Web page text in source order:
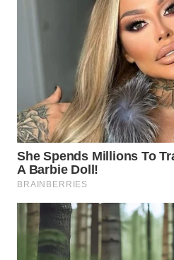
KEPULAUAN
SERIBU
TANGERANG
WN
BINJAI
WN